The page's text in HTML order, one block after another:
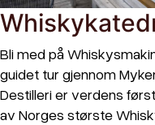
Bli med på
guidet tur gjennom
Destilleri er verdens
av Norges største